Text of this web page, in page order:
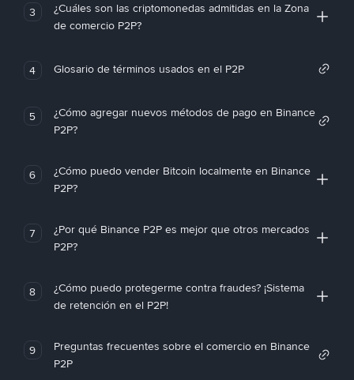
3
¿Cuáles son las criptomonedas admitidas en la Zona
de comercio P2P?
4 Glosario de términos usados en el P2P
5
¿Cómo agregar nuevos métodos de pago en Binance
P2P?
6
¿Cómo puedo vender Bitcoin localmente en Binance
P2P?
7
¿Por qué Binance P2P es mejor que otros mercados
P2P?
8
¿Cómo puedo protegerme contra fraudes? ¡Sistema
de retención en el P2P!
9
Preguntas frecuentes sobre el comercio en Binance
P2P